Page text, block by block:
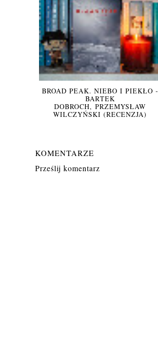
BROAD PEAK. NIEBO I PIEKŁO -
BARTEK
DOBROCH, PRZEMYSŁAW
WILCZYŃSKI (RECENZJA)
KOMENTARZE
Prześlij komentarz